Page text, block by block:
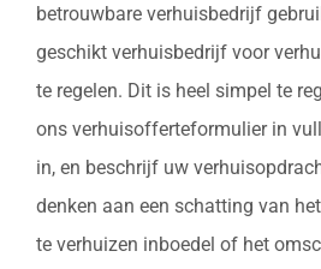
betrouwbare verhuisbedrijf
geschikt verhuisbedrijf voor
te regelen. Dit is heel simpel te
ons verhuisofferteformulier in
in, en beschrijf uw
denken aan een schatting van
te verhuizen inboedel of het